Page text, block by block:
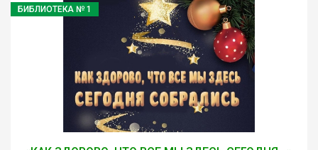
БИБЛИОТЕКА № 1